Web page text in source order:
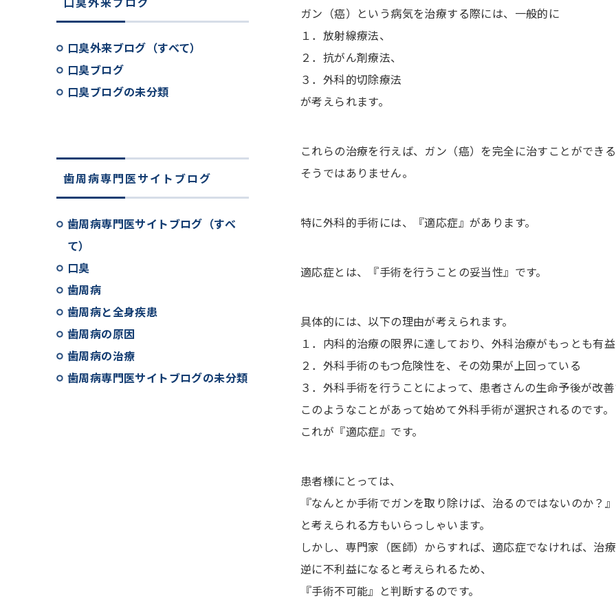
口臭外来ブログ（すべて）
口臭ブログ
口臭ブログの未分類
歯周病専門医サイトブログ
歯周病専門医サイトブログ（すべ
て）
口臭
歯周病
歯周病と全身疾患
歯周病の原因
歯周病の治療
歯周病専門医サイトブログの未分類
ガン（癌）という病気を治療する際には、一般的に
１．放射線療法、
２．抗がん剤療法、
３．外科的切除療法
が考えられます。
これらの治療を行えば、ガン（癌）を完全に治すことができ
そうではありません。
特に外科的手術には、『適応症』があります。
適応症とは、『手術を行うことの妥当性』です。
具体的には、以下の理由が考えられます。
１．内科的治療の限界に達しており、外科治療がもっとも有
２．外科手術のもつ危険性を、その効果が上回っている
３．外科手術を行うことによって、患者さんの生命予後が改
このようなことがあって始めて外科手術が選択されるのです。
これが『適応症』です。
患者様にとっては、
『なんとか手術でガンを取り除けば、治るのではないのか？』
と考えられる方もいらっしゃいます。
しかし、専門家（医師）からすれば、適応症でなければ、治
逆に不利益になると考えられるため、
『手術不可能』と判断するのです。